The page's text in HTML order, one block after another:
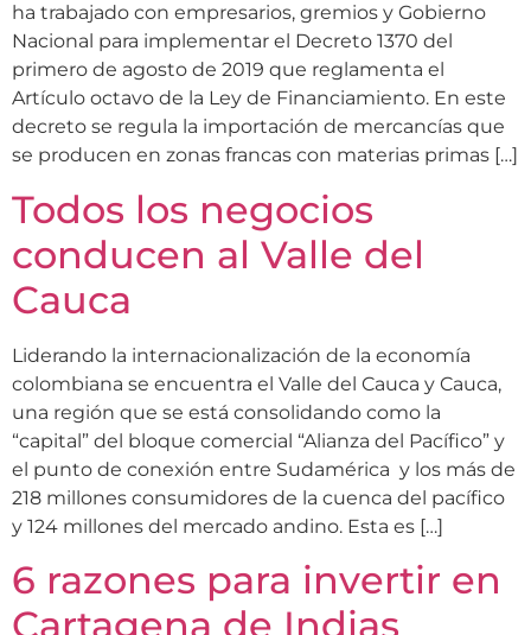
ha trabajado con empresarios, gremios y Gobierno
Nacional para implementar el Decreto 1370 del
primero de agosto de 2019 que reglamenta el
Artículo octavo de la Ley de Financiamiento. En este
decreto se regula la importación de mercancías que
se producen en zonas francas con materias primas […]
Todos los negocios
conducen al Valle del
Cauca
Liderando la internacionalización de la economía
colombiana se encuentra el Valle del Cauca y Cauca,
una región que se está consolidando como la
“capital” del bloque comercial “Alianza del Pacífico” y
el punto de conexión entre Sudamérica y los más de
218 millones consumidores de la cuenca del pacífico
y 124 millones del mercado andino. Esta es […]
6 razones para invertir en
Cartagena de Indias